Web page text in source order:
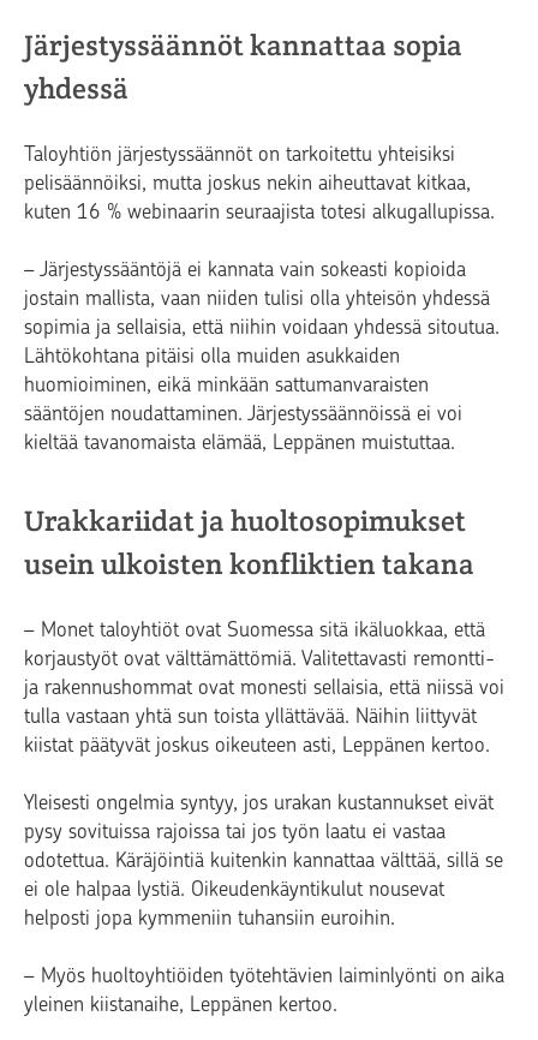
Järjestyssäännöt kannattaa sopia
yhdessä
Taloyhtiön järjestyssäännöt on tarkoitettu yhteisiksi
pelisäännöiksi, mutta joskus nekin aiheuttavat kitkaa,
kuten 16 % webinaarin seuraajista totesi alkugallupissa.
– Järjestyssääntöjä ei kannata vain sokeasti kopioida
jostain mallista, vaan niiden tulisi olla yhteisön yhdessä
sopimia ja sellaisia, että niihin voidaan yhdessä sitoutua.
Lähtökohtana pitäisi olla muiden asukkaiden
huomioiminen, eikä minkään sattumanvaraisten
sääntöjen noudattaminen. Järjestyssäännöissä ei voi
kieltää tavanomaista elämää, Leppänen muistuttaa.
Urakkariidat ja huoltosopimukset
usein ulkoisten konfliktien takana
– Monet taloyhtiöt ovat Suomessa sitä ikäluokkaa, että
korjaustyöt ovat välttämättömiä. Valitettavasti remontti-
ja rakennushommat ovat monesti sellaisia, että niissä voi
tulla vastaan yhtä sun toista yllättävää. Näihin liittyvät
kiistat päätyvät joskus oikeuteen asti, Leppänen kertoo.
Yleisesti ongelmia syntyy, jos urakan kustannukset eivät
pysy sovituissa rajoissa tai jos työn laatu ei vastaa
odotettua. Käräjöintiä kuitenkin kannattaa välttää, sillä se
ei ole halpaa lystiä. Oikeudenkäyntikulut nousevat
helposti jopa kymmeniin tuhansiin euroihin.
– Myös huoltoyhtiöiden työtehtävien laiminlyönti on aika
yleinen kiistanaihe, Leppänen kertoo.